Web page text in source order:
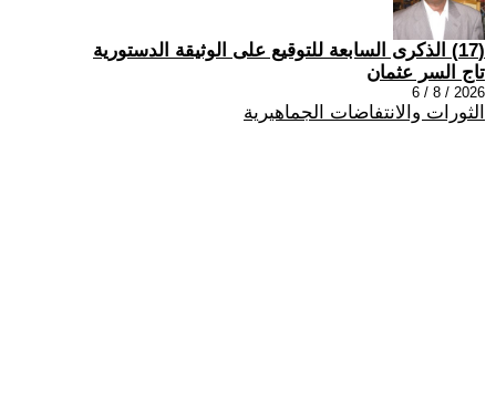
(17) الذكرى السابعة للتوقيع على الوثيقة الدستورية
تاج السر عثمان
2026 / 8 / 6
الثورات والانتفاضات الجماهيرية